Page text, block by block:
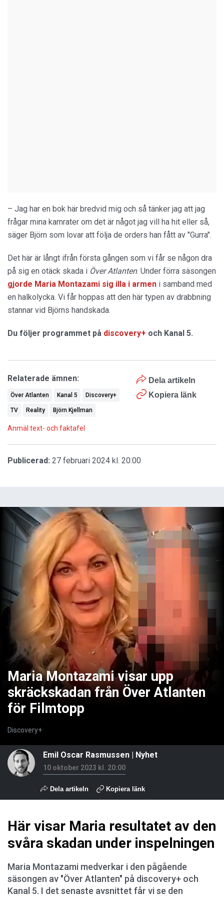
– Jag har en bok här bredvid mig och så tänker jag att jag
frågar mina kamrater om det är något jag vill ha hit eller så,
säger Björn som lovar att följa de orders han fått av "Gurra".
Det här är långt ifrån första gången som vi får se någon dra
på sig en otäck skada i Över Atlanten. Under förra säsongen
gjorde Maria Montazami sig illa i armen i samband med
en halkolycka. Vi får hoppas att den här typen av drabbning
stannar vid Björns handskada.
Du följer programmet på discovery+ och Kanal 5.
Dela artikeln
Kopiera länk
Relaterade ämnen:
Över Atlanten Kanal 5 Discovery+
TV Reality Björn Kjellman
Anmäl text- och faktafel
Publicerad: 27 februari 2024 kl. 20:00
Maria Montazami visar upp
skräckskadan från Över Atlanten
för Filmtopp
Discovery+
Emil Oscar Rasmussen Nyhet
10 oktober 2023 kl. 20:00
Dela artikeln Kopiera länk
Här visar Maria resultatet av den
svåra skadan under inspelningen
Maria Montazami medverkar i den pågående
säsongen av "Över Atlanten" på discovery+ och
Kanal 5. I det senaste avsnittet får vi se den